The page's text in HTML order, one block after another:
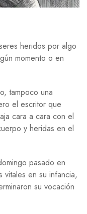
heridos por algo
momento o en
tampoco una
el escritor que
cara a cara con el
y heridas en el
pasado en
en su infancia,
su vocación